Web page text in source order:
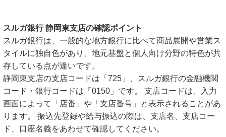
スルガ銀行 静岡東支店の確認ポイント
スルガ銀行は、一般的な地方銀行に比べて商品展開や営業ス
タイルに独自色があり、地元基盤と個人向け分野の特色が共
存している点が違いです。
静岡東支店の支店コードは「725」、スルガ銀行の金融機関
コード・銀行コードは「0150」です。 支店コードは、入力
画面によって「店番」や「支店番号」と表示されることがあ
ります。 振込先登録や給与振込の際は、支店名、支店コー
ド、口座名義をあわせて確認してください。